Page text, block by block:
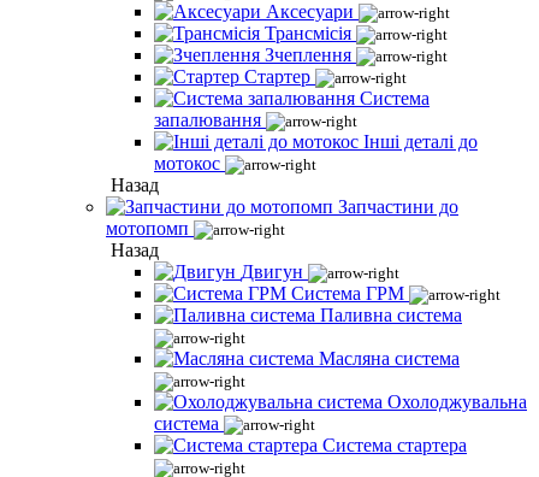
Аксесуари
Трансмісія
Зчеплення
Стартер
Система
запалювання
Інші деталі до
мотокос
Назад
Запчастини до
мотопомп
Назад
Двигун
Система ГРМ
Паливна система
Масляна система
Охолоджувальна
система
Система стартера